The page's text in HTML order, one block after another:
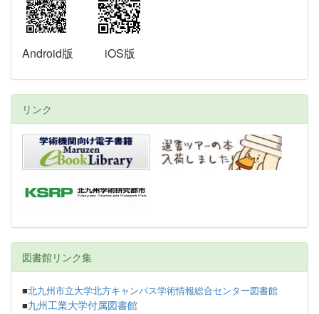
Android版 iOS版
リンク
図書館リンク集
■北九州市立大学北方キャンパス学術情報総合センター図書館
■九州工業大学付属図書館